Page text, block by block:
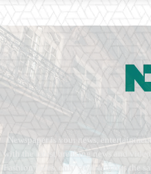
Newspaper is your news,
with the latest breaking news and
Fashion fades, only style remains the